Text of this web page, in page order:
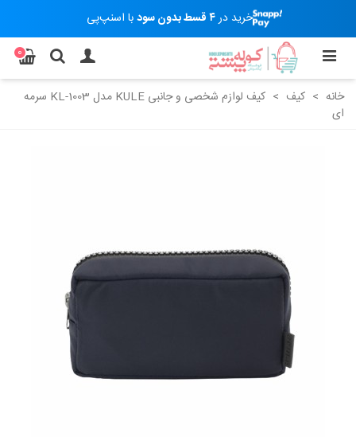
خرید در۴ قسط بدون سود با اسنپ‌پی
0
خانه > کیف >
کیف لوازم شخصی و جانبی KULE مدل KL-1003 سرمه
ای